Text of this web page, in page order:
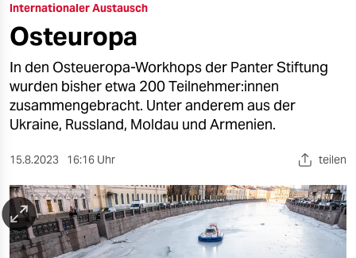
öko
gesellschaft
kultur
sport
berlin
nord
wahrheit
Internationaler Austausch
Osteuropa
In den Osteueropa-Workhops der Panter Stiftung
wurden bisher etwa 200 Teilnehmer:innen
zusammengebracht. Unter anderem aus der
Ukraine, Russland, Moldau und Armenien.
15.8.2023 16:16 Uhr teilen